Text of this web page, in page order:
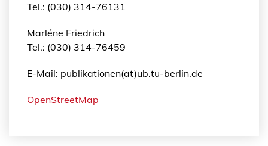
Tel.: (030) 314-76131
Marléne Friedrich
Tel.: (030) 314-76459
E-Mail: publikationen(at)ub.tu-berlin.de
OpenStreetMap